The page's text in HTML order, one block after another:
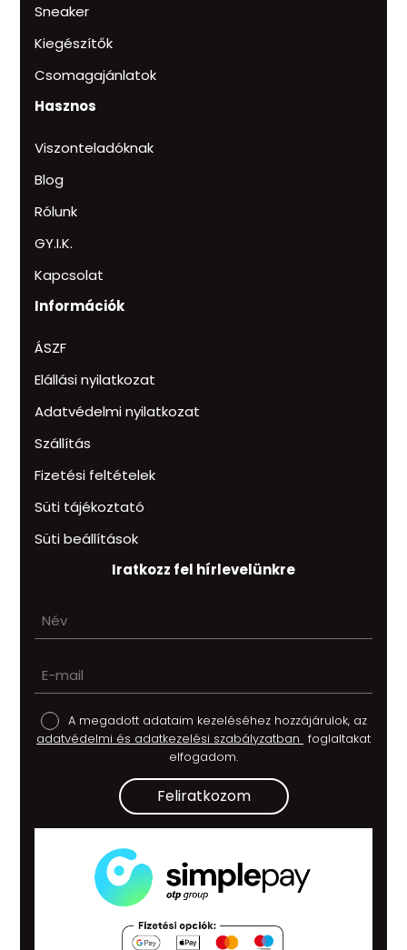
Sneaker
Kiegészítők
Csomagajánlatok
Hasznos
Viszonteladóknak
Blog
Rólunk
GY.I.K.
Kapcsolat
Információk
ÁSZF
Elállási nyilatkozat
Adatvédelmi nyilatkozat
Szállítás
Fizetési feltételek
Süti tájékoztató
Süti beállítások
Iratkozz fel hírlevelünkre
A megadott adataim kezeléséhez hozzájárulok, az
adatvédelmi és adatkezelési szabályzatban foglaltakat
elfogadom.
Feliratkozom